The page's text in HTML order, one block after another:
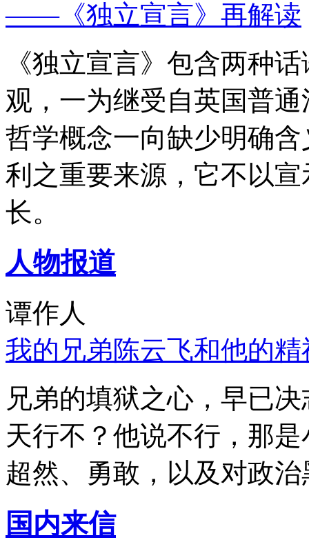
——《独立宣言》再解读
《独立宣言》包含两种
观，一为继受自英国普
哲学概念一向缺少明确
利之重要来源，它不以
长。
人物报道
谭作人
我的兄弟陈云飞和他的
兄弟的填狱之心，早已
天行不？他说不行，那
超然、勇敢，以及对政
国内来信